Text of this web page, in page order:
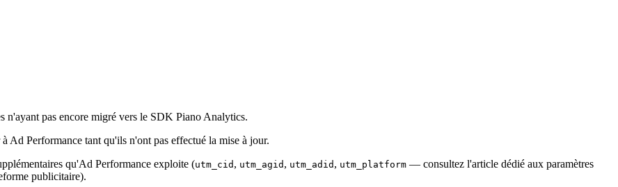
n'ayant pas encore migré vers le SDK Piano Analytics.
Ad Performance tant qu'ils n'ont pas effectué la mise à jour.
qu'Ad Performance exploite (utm_cid , utm_agid , utm_adid , utm_platform — consultez l'article dédié aux paramètres
publicitaire).